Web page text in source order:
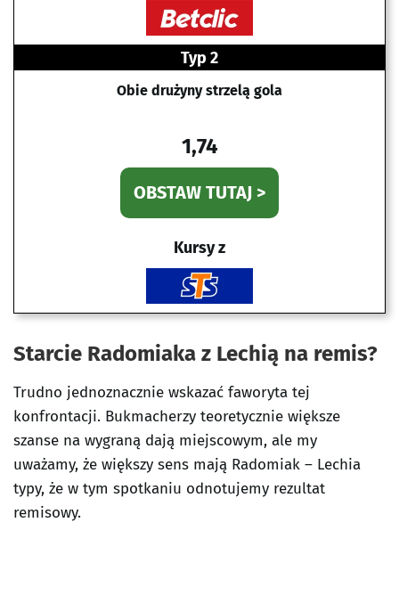
Typ 2
Obie drużyny strzelą gola
1,74
OBSTAW TUTAJ >
Kursy z
Starcie Radomiaka z Lechią na remis?
Trudno jednoznacznie wskazać faworyta tej
konfrontacji. Bukmacherzy teoretycznie większe
szanse na wygraną dają miejscowym, ale my
uważamy, że większy sens mają Radomiak – Lechia
typy, że w tym spotkaniu odnotujemy rezultat
remisowy.